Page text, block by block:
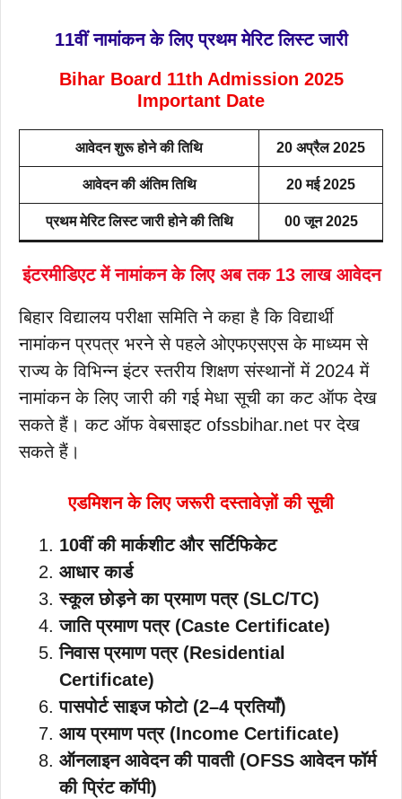
11वीं नामांकन के लिए प्रथम मेरिट लिस्ट जारी
Bihar Board 11th Admission 2025
Important Date
आवेदन शुरू होने की तिथि 20 अप्रैल 2025
आवेदन की अंतिम तिथि 20 मई 2025
प्रथम मेरिट लिस्ट जारी होने की तिथि 00 जून 2025
इंटरमीडिएट में नामांकन के लिए अब तक 13 लाख आवेदन
बिहार विद्यालय परीक्षा समिति ने कहा है कि विद्यार्थी
नामांकन प्रपत्र भरने से पहले ओएफएसएस के माध्यम से
राज्य के विभिन्न इंटर स्तरीय शिक्षण संस्थानों में 2024 में
नामांकन के लिए जारी की गई मेधा सूची का कट ऑफ देख
सकते हैं। कट ऑफ वेबसाइट ofssbihar.net पर देख
सकते हैं।
एडमिशन के लिए जरूरी दस्तावेज़ों की सूची
10वीं की मार्कशीट और सर्टिफिकेट
आधार कार्ड
स्कूल छोड़ने का प्रमाण पत्र (SLC/TC)
जाति प्रमाण पत्र (Caste Certificate)
निवास प्रमाण पत्र (Residential
Certificate)
पासपोर्ट साइज फोटो (2–4 प्रतियाँ)
आय प्रमाण पत्र (Income Certificate)
ऑनलाइन आवेदन की पावती (OFSS आवेदन फॉर्म
की प्रिंट कॉपी)